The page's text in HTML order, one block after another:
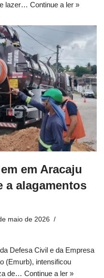
lazer… Continue a ler »
em Aracaju
a alagamentos
maio de 2026
Defesa Civil e da Empresa
(Emurb), intensificou
de… Continue a ler »